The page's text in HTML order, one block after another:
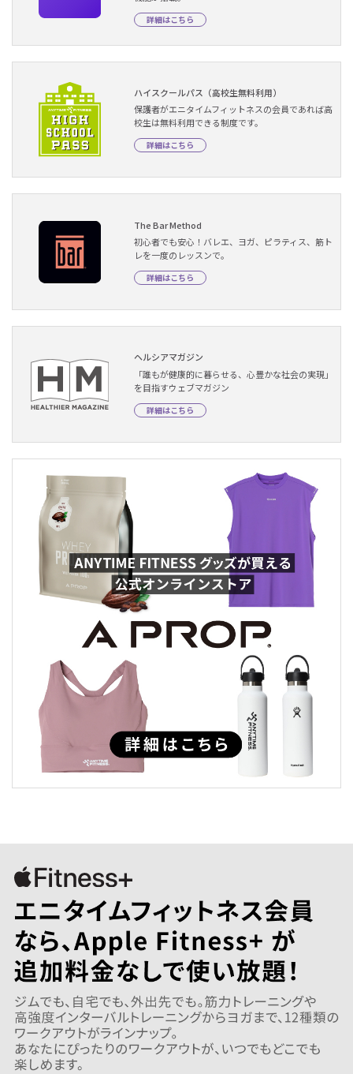
詳細はこちら
ハイスクールパス（高校生無料利用）
保護者がエニタイムフィットネスの会員であれば高
校生は無料利用できる制度です。
詳細はこちら
The Bar Method
初心者でも安心！バレエ、ヨガ、ピラティス、筋ト
レを一度のレッスンで。
詳細はこちら
ヘルシアマガジン
「誰もが健康的に暮らせる、心豊かな社会の実現」
を目指すウェブマガジン
詳細はこちら